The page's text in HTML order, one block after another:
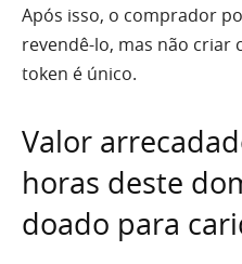
Após isso, o comprador
revendê-lo, mas não criar
token é único.
Valor
horas deste
doado para